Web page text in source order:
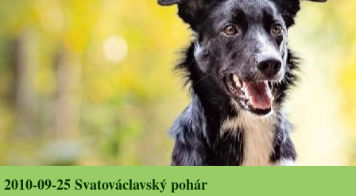
2010-09-25 Svatováclavský pohár